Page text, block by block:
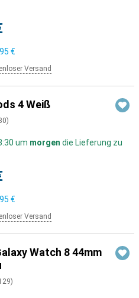
€
Versand
4 Weiß
)
um morgen die Lieferung zu
€
Versand
Watch 8 44mm
)